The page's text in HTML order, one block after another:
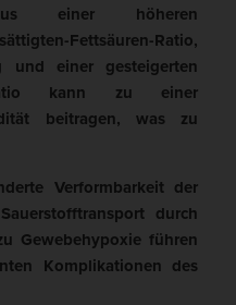
einer höheren
Fettsäuren-Ratio,
und einer gesteigerten
Ratio kann zu einer
beitragen, was zu
Verformbarkeit der
durch
Gewebehypoxie führen
Komplikationen des